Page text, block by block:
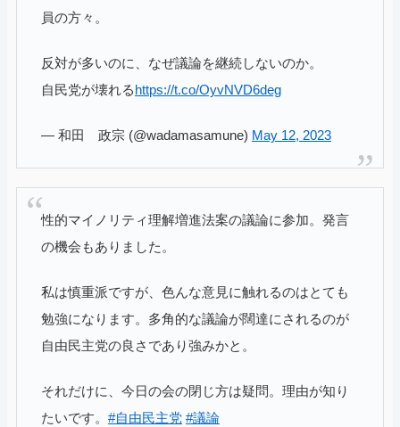
員の方々。
反対が多いのに、なぜ議論を継続しないのか。
自民党が壊れるhttps://t.co/OyvNVD6deg
— 和田 政宗 (@wadamasamune) May 12, 2023
性的マイノリティ理解増進法案の議論に参加。発言
の機会もありました。
私は慎重派ですが、色んな意見に触れるのはとても
勉強になります。多角的な議論が闊達にされるのが
自由民主党の良さであり強みかと。
それだけに、今日の会の閉じ方は疑問。理由が知り
たいです。 #自由民主党 #議論